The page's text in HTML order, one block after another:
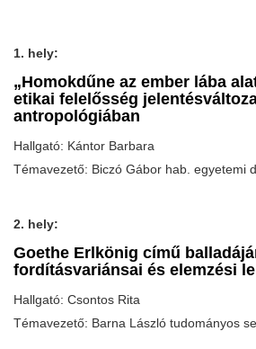
1. hely:
„Homokdűne az ember lába
etikai felelősség
antropológiában
Hallgató: Kántor Barbara
Témavezető: Biczó Gábor hab. egyetemi
2. hely:
Goethe Erlkönig című
fordításvariánsai és elemzési
Hallgató: Csontos Rita
Témavezető: Barna László tudományos